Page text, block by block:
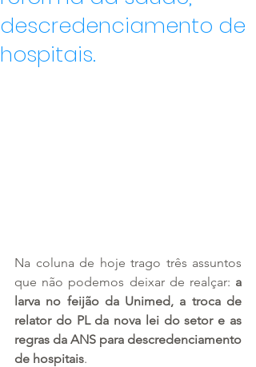
descredenciamento de
hospitais.
Na coluna de hoje trago três assuntos
que não podemos deixar de realçar: a
larva no feijão da Unimed, a troca de
relator do PL da nova lei do setor e as
regras da ANS para descredenciamento
de hospitais.